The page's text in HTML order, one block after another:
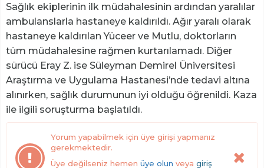
Sağlık ekiplerinin ilk müdahalesinin ardından yaralılar
ambulanslarla hastaneye kaldırıldı. Ağır yaralı olarak
hastaneye kaldırılan Yüceer ve Mutlu, doktorların
tüm müdahalesine rağmen kurtarılamadı. Diğer
sürücü Eray Z. ise Süleyman Demirel Üniversitesi
Araştırma ve Uygulama Hastanesi’nde tedavi altına
alınırken, sağlık durumunun iyi olduğu öğrenildi. Kaza
ile ilgili soruşturma başlatıldı.
Yorum yapabilmek için üye girişi yapmanız
gerekmektedir.
Üye değilseniz hemen üye olun veya giriş